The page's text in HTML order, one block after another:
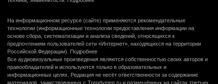
На информационном ресурсе (сайте) применяются рекомендательные
технологии (информационные технологии предоставления информации на
основе сбора, систематизации и анализа сведений, относящихся к
предпочтениям пользователей сети «Интернет», находящихся на территории
Российской Федерации). Подробнее
Все аудиовизуальные произведения являются собственностью своих авторов и
правообладателей и используются только в образовательных и
информационных целях. Редакция не несёт ответственности за содержание
материалов, заимствованных с Trendymen.ru и размещённых на сайтах третьих